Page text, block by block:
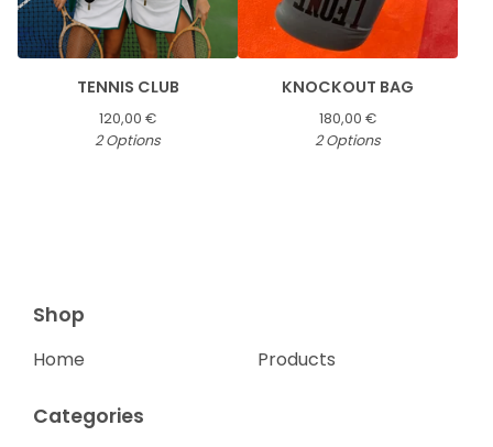
TENNIS CLUB
120,00 €
2 Options
KNOCKOUT BAG
180,00 €
2 Options
Shop
Home Products
Categories